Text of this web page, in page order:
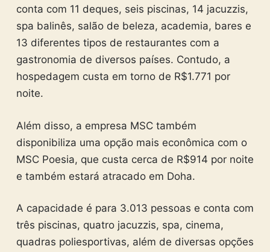
conta com 11 deques, seis piscinas, 14 jacuzzis,
spa balinês, salão de beleza, academia, bares e
13 diferentes tipos de restaurantes com a
gastronomia de diversos países. Contudo, a
hospedagem custa em torno de R$1.771 por
noite.
Além disso, a empresa MSC também
disponibiliza uma opção mais econômica com o
MSC Poesia, que custa cerca de R$914 por noite
e também estará atracado em Doha.
A capacidade é para 3.013 pessoas e conta com
três piscinas, quatro jacuzzis, spa, cinema,
quadras poliesportivas, além de diversas opções